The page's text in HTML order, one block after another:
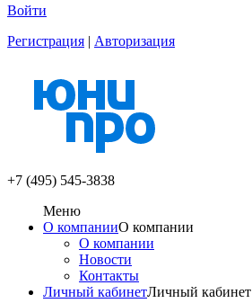
Войти
Регистрация | Авторизация
+7 (495) 545-3838
Меню
О компанииО компании
О компании
Новости
Контакты
Личный кабинетЛичный кабинет